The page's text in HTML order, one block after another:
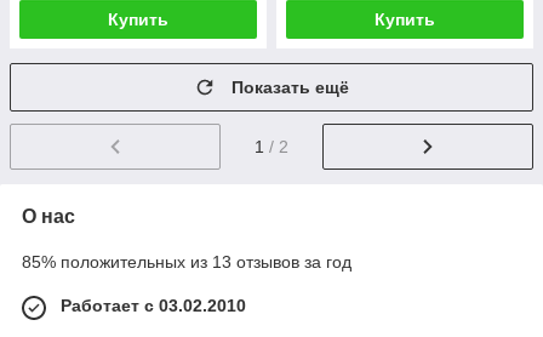
Купить Купить
Показать ещё
1 / 2
О нас
85% положительных из 13 отзывов за год
Работает с 03.02.2010